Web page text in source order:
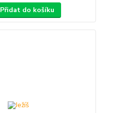
Přidat do košíku